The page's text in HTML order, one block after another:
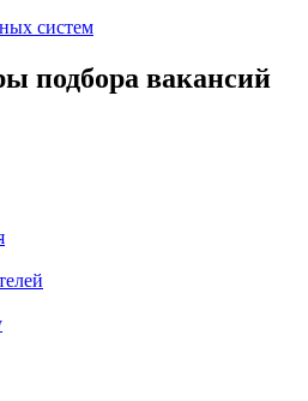
систем
подбора вакансий